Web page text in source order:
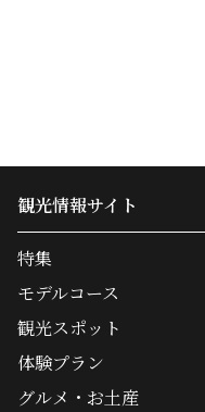
観光情報サイト
特集
モデルコース
観光スポット
体験プラン
グルメ・お土産